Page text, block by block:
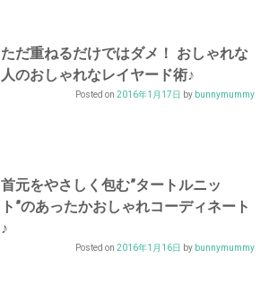
ただ重ねるだけではダメ！ おしゃれな
人のおしゃれなレイヤード術♪
Posted on 2016年1月17日 by bunnymummy
首元をやさしく包む”タートルニッ
ト”のあったかおしゃれコーディネート
♪
Posted on 2016年1月16日 by bunnymummy